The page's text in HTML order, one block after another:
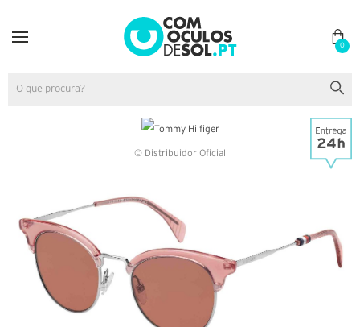
0
© Distribuidor Oficial